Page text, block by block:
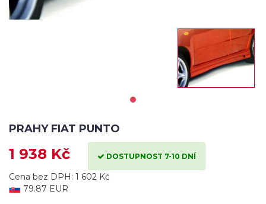
PRAHY FIAT PUNTO
1 938 Kč DOSTUPNOST 7-10 DNÍ
Cena bez DPH: 1 602 Kč
79.87 EUR